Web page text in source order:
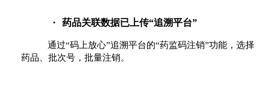
· 药品关联数据已上传“追溯平台”
通过“码上放心”追溯平台的“药监码注销”功能，选择
药品、批次号，批量注销。